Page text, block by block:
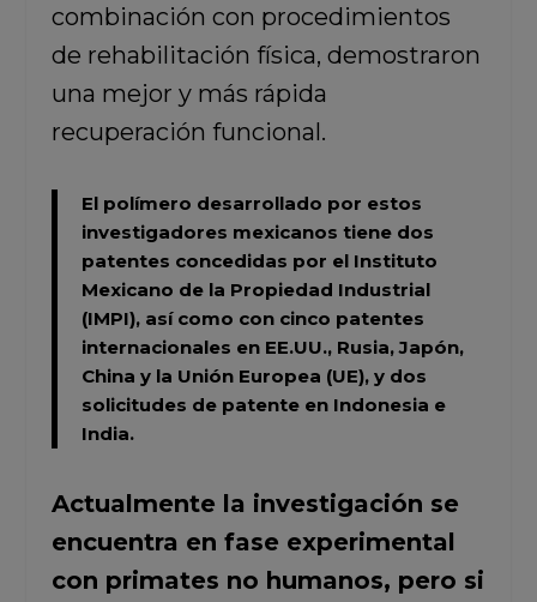
combinación con procedimientos
de rehabilitación física, demostraron
una mejor y más rápida
recuperación funcional.
El polímero desarrollado por estos
investigadores mexicanos tiene dos
patentes concedidas por el Instituto
Mexicano de la Propiedad Industrial
(IMPI), así como con cinco patentes
internacionales en EE.UU., Rusia, Japón,
China y la Unión Europea (UE), y dos
solicitudes de patente en Indonesia e
India.
Actualmente la investigación se
encuentra en fase experimental
con primates no humanos, pero si